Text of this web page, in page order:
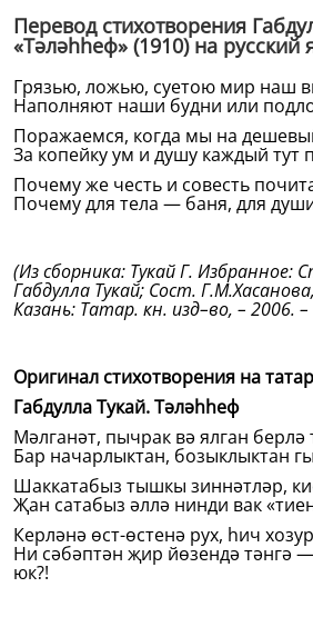
Перевод стихотворения
«Тәләһһеф» (1910) на русский
Грязью, ложью, суетою мир наш
Наполняют наши будни или
Поражаемся, когда мы на
За копейку ум и душу каждый тут
Почему же честь и совесть
Почему для тела — баня, для
(Из сборника: Тукай Г. Избранное:
Габдулла Тукай; Сост.
Казань: Татар. кн. изд–во, – 2006.
Оригинал стихотворения на
Габдулла Тукай.Тәләһһеф
Мәлганәт, пычрак вә ялган берлә
Бар начарлыктан, бозыклыктан
Шаккатабыз тышкы зиннәтләр,
Җан сатабыз әллә нинди вак
Керләнә өст-өстенә рух, һич
Ни сәбәптән җир йөзендә тәнгә
юк?!